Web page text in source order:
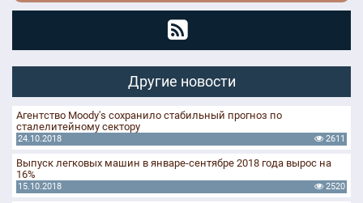
Другие новости
Агентство Moody's сохранило стабильный прогноз по
сталелитейному сектору
24.10.2018 2611
Выпуск легковых машин в январе-сентябре 2018 года вырос на
16%
15.10.2018 2520